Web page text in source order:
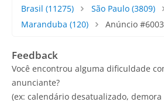
Brasil (11275) São Paulo(3809)
Maranduba (120) Anúncio
Feedback
Você encontrou alguma dificuldade
anunciante?
(ex: calendário desatualizado,